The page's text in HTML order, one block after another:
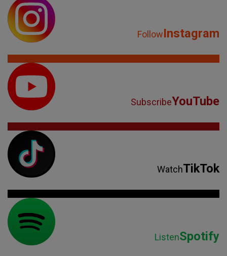
FollowInstagram
SubscribeYouTube
WatchTikTok
ListenSpotify